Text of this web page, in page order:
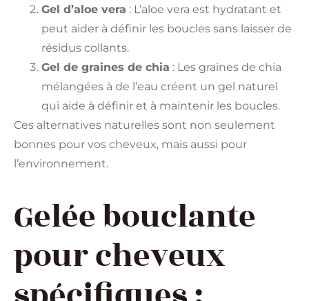
Gel d’aloe vera : L’aloe vera est hydratant et
peut aider à définir les boucles sans laisser de
résidus collants.
Gel de graines de chia : Les graines de chia
mélangées à de l’eau créent un gel naturel
qui aide à définir et à maintenir les boucles.
Ces alternatives naturelles sont non seulement
bonnes pour vos cheveux, mais aussi pour
l’environnement.
Gelée bouclante
pour cheveux